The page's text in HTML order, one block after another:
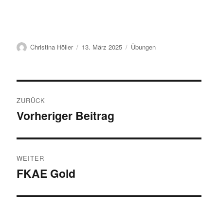
Autor
Christina Höller
Veröffentlicht
13. März 2025 Kategorien
Übungen
ZURÜCK
Vorheriger
Vorheriger Beitrag
WEITER
Nächster
FKAE Gold